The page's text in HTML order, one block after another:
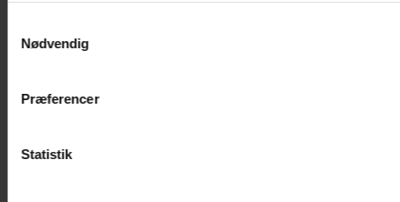
Vi anvender egne cookies og cookies fra tredjeparter til at
generere statistik og huske dine præferencer samt til brug
Nødvendig
Præferencer
Statistik